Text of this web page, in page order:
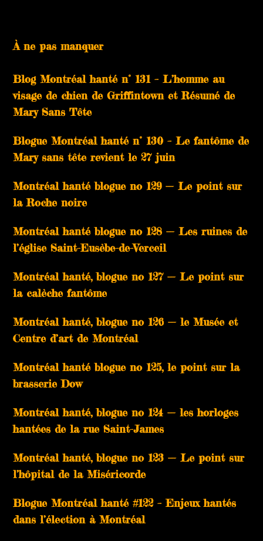
À ne pas manquer
Blog Montréal hanté n° 131 – L’homme au
visage de chien de Griffintown et Résumé de
Mary Sans Tête
Blogue Montréal hanté n° 130 – Le fantôme de
Mary sans tête revient le 27 juin
Montréal hanté blogue no 129 — Le point sur
la Roche noire
Montréal hanté blogue no 128 — Les ruines de
l’église Saint-Eusèbe-de-Verceil
Montréal hanté, blogue no 127 — Le point sur
la calèche fantôme
Montréal hanté, blogue no 126 — le Musée et
Centre d’art de Montréal
Montréal hanté blogue no 125, le point sur la
brasserie Dow
Montréal hanté, blogue no 124 — les horloges
hantées de la rue Saint-James
Montréal hanté, blogue no 123 — Le point sur
l’hôpital de la Miséricorde
Blogue Montréal hanté #122 – Enjeux hantés
dans l’élection à Montréal